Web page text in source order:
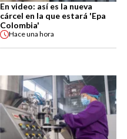
En video: así es la nueva
cárcel en la que estará 'Epa
Colombia'
Haceuna hora